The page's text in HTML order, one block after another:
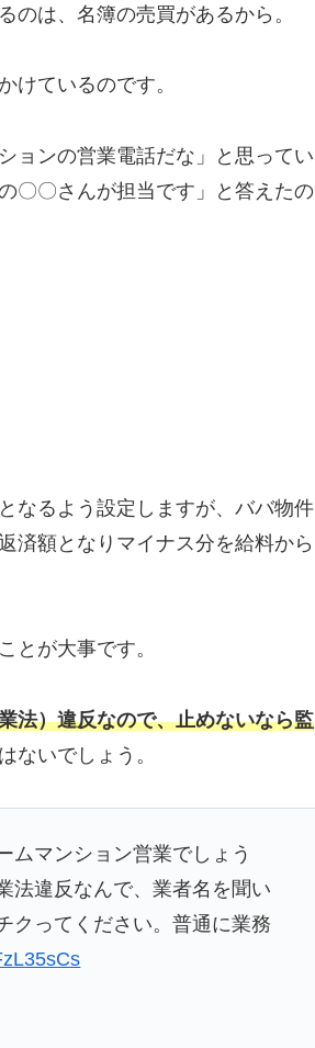
のは、名簿の売買があるから。
けているのです。
ョンの営業電話だな」と思ってい
〇〇さんが担当です」と答えたの
なるよう設定しますが、ババ物件
済額となりマイナス分を給料から
ことが大事です。
法）違反なので、止めないなら監
ないでしょう。
ムマンション営業でしょう
法違反なんで、業者名を聞い
クってください。普通に業務